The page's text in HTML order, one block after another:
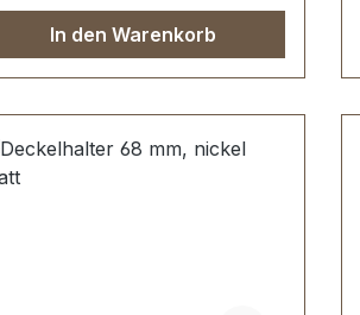
In den Warenkorb